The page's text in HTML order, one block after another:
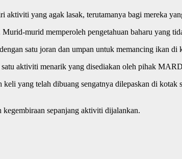
yang agak lasak, terutamanya bagi mereka
murid memperoleh pengetahuan baharu yang
satu joran dan umpan untuk memancing ikan di
aktiviti menarik yang disediakan oleh pihak
yang telah dibuang sengatnya dilepaskan di
sepanjang aktiviti dijalankan.